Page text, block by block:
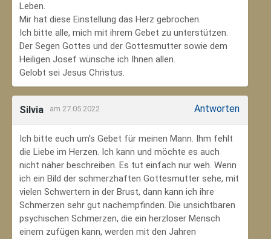
Leben.
Mir hat diese Einstellung das Herz gebrochen.
Ich bitte alle, mich mit ihrem Gebet zu unterstützen.
Der Segen Gottes und der Gottesmutter sowie dem
Heiligen Josef wünsche ich Ihnen allen.
Gelobt sei Jesus Christus.
Silvia am 27.05.2022 Antworten
Ich bitte euch um's Gebet für meinen Mann. Ihm fehlt
die Liebe im Herzen. Ich kann und möchte es auch
nicht näher beschreiben. Es tut einfach nur weh. Wenn
ich ein Bild der schmerzhaften Gottesmutter sehe, mit
vielen Schwertern in der Brust, dann kann ich ihre
Schmerzen sehr gut nachempfinden. Die unsichtbaren
psychischen Schmerzen, die ein herzloser Mensch
einem zufügen kann, werden mit den Jahren